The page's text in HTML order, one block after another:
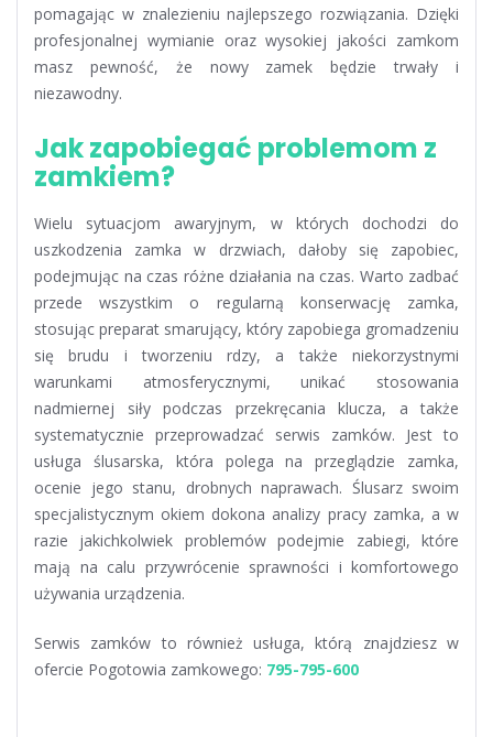
pomagając w znalezieniu najlepszego rozwiązania. Dzięki
profesjonalnej wymianie oraz wysokiej jakości zamkom
masz pewność, że nowy zamek będzie trwały i
niezawodny.
Jak zapobiegać problemom z
zamkiem?
Wielu sytuacjom awaryjnym, w których dochodzi do
uszkodzenia zamka w drzwiach, dałoby się zapobiec,
podejmując na czas różne działania na czas. Warto zadbać
przede wszystkim o regularną konserwację zamka,
stosując preparat smarujący, który zapobiega gromadzeniu
się brudu i tworzeniu rdzy, a także niekorzystnymi
warunkami atmosferycznymi, unikać stosowania
nadmiernej siły podczas przekręcania klucza, a także
systematycznie przeprowadzać serwis zamków. Jest to
usługa ślusarska, która polega na przeglądzie zamka,
ocenie jego stanu, drobnych naprawach. Ślusarz swoim
specjalistycznym okiem dokona analizy pracy zamka, a w
razie jakichkolwiek problemów podejmie zabiegi, które
mają na calu przywrócenie sprawności i komfortowego
używania urządzenia.
Serwis zamków to również usługa, którą znajdziesz w
ofercie Pogotowia zamkowego: 795-795-600